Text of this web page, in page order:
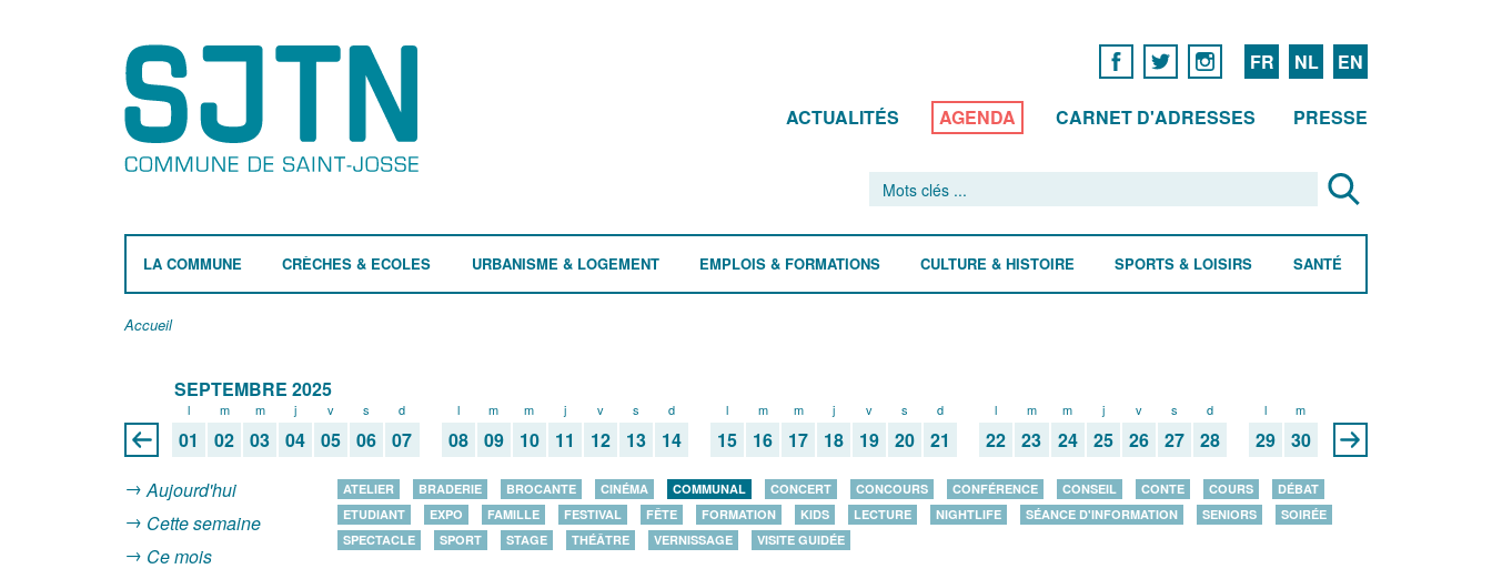
FR NL EN
ACTUALITÉS AGENDA CARNET D'ADRESSES PRESSE
LA COMMUNE CRÈCHES & ECOLES URBANISME & LOGEMENT EMPLOIS & FORMATIONS CULTURE & HISTOIRE SPORTS & LOISIRS SANTÉ
Accueil
SEPTEMBRE 2025
l
01
m
02
m
03
j
04
v
05
s
06
d
07
l
08
m
09
m
10
j
11
v
12
s
13
d
14
l
15
m
16
m
17
j
18
v
19
s
20
d
21
l
22
m
23
m
24
j
25
v
26
s
27
d
28
l
29
m
30
Aujourd'hui
Cette semaine
Ce mois
ATELIER BRADERIE BROCANTE CINÉMA COMMUNAL CONCERT CONCOURS CONFÉRENCE CONSEIL CONTE COURS
DÉBAT
ETUDIANT
EXPO FAMILLE FESTIVAL FÊTE FORMATION KIDS LECTURE NIGHTLIFE SÉANCE D'INFORMATION SENIORS
SOIRÉE
SPECTACLE
SPORT STAGE THÉÂTRE VERNISSAGE VISITE GUIDÉE